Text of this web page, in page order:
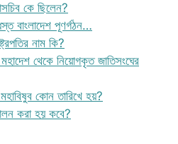
কে ছিলেন?
বাংলাদেশ পূণর্গঠন…
নাম কি?
থেকে নিয়োগকৃত জাতিসংঘের
কোন তারিখে হয়?
করা হয় কবে?